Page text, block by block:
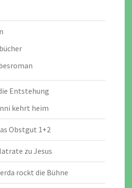
Entstehung
kehrt heim
Obstgut 1+2
zu Jesus
rockt die Bühne